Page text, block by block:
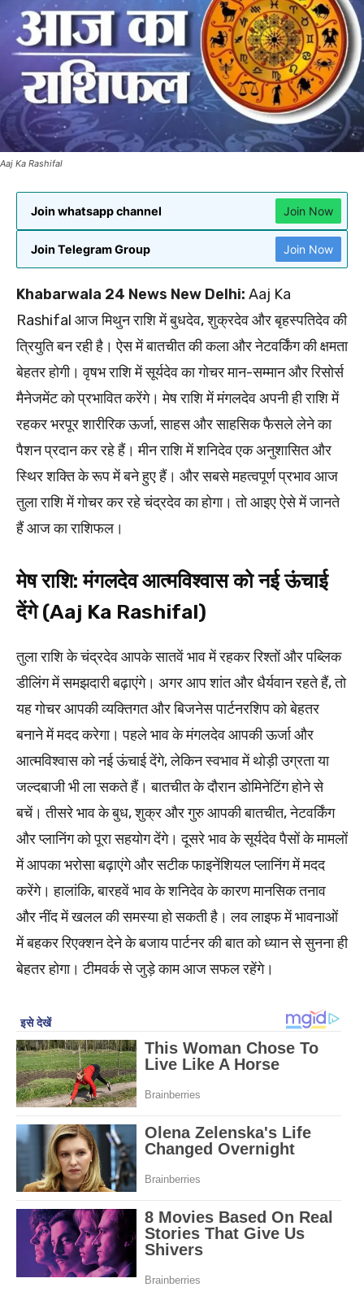
Aaj Ka Rashifal
Join whatsapp channel Join Now
Join Telegram Group Join Now
Khabarwala 24 News New Delhi: Aaj Ka
Rashifal आज मिथुन राशि में बुधदेव, शुक्रदेव और बृहस्पतिदेव की
त्रियुति बन रही है। ऐस में बातचीत की कला और नेटवर्किंग की क्षमता
बेहतर होगी। वृषभ राशि में सूर्यदेव का गोचर मान-सम्मान और रिसोर्स
मैनेजमेंट को प्रभावित करेंगे। मेष राशि में मंगलदेव अपनी ही राशि में
रहकर भरपूर शारीरिक ऊर्जा, साहस और साहसिक फैसले लेने का
पैशन प्रदान कर रहे हैं। मीन राशि में शनिदेव एक अनुशासित और
स्थिर शक्ति के रूप में बने हुए हैं। और सबसे महत्वपूर्ण प्रभाव आज
तुला राशि में गोचर कर रहे चंद्रदेव का होगा। तो आइए ऐसे में जानते
हैं आज का राशिफल।
मेष राशि: मंगलदेव आत्मविश्वास को नई ऊंचाई
देंगे (Aaj Ka Rashifal)
तुला राशि के चंद्रदेव आपके सातवें भाव में रहकर रिश्तों और पब्लिक
डीलिंग में समझदारी बढ़ाएंगे। अगर आप शांत और धैर्यवान रहते हैं, तो
यह गोचर आपकी व्यक्तिगत और बिजनेस पार्टनरशिप को बेहतर
बनाने में मदद करेगा। पहले भाव के मंगलदेव आपकी ऊर्जा और
आत्मविश्वास को नई ऊंचाई देंगे, लेकिन स्वभाव में थोड़ी उग्रता या
जल्दबाजी भी ला सकते हैं। बातचीत के दौरान डोमिनेटिंग होने से
बचें। तीसरे भाव के बुध, शुक्र और गुरु आपकी बातचीत, नेटवर्किंग
और प्लानिंग को पूरा सहयोग देंगे। दूसरे भाव के सूर्यदेव पैसों के मामलों
में आपका भरोसा बढ़ाएंगे और सटीक फाइनेंशियल प्लानिंग में मदद
करेंगे। हालांकि, बारहवें भाव के शनिदेव के कारण मानसिक तनाव
और नींद में खलल की समस्या हो सकती है। लव लाइफ में भावनाओं
में बहकर रिएक्शन देने के बजाय पार्टनर की बात को ध्यान से सुनना ही
बेहतर होगा। टीमवर्क से जुड़े काम आज सफल रहेंगे।